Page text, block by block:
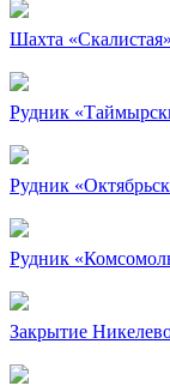
Шахта «Скалистая»
Рудник
Рудник
Рудник
Закрытие